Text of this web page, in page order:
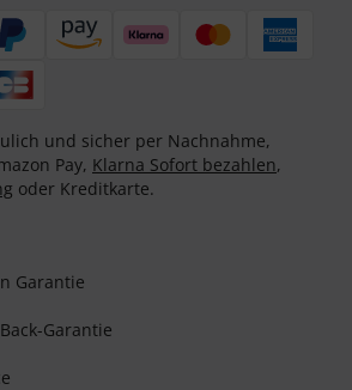
und sicher per Nachnahme,
Pay, Klarna Sofort bezahlen,
oder Kreditkarte.
Garantie
Garantie